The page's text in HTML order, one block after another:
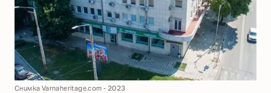
Снимка Varnaheritage.com - 2023